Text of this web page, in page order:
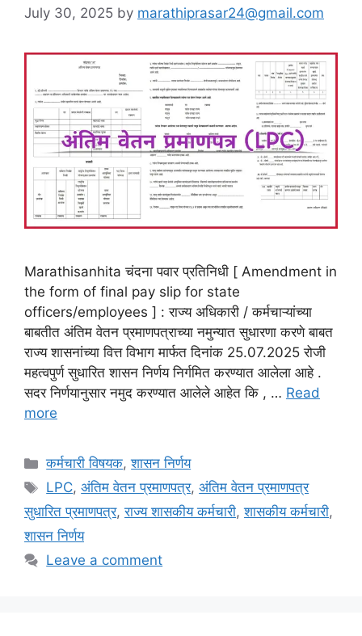
July 30, 2025 by marathiprasar24@gmail.com
Marathisanhita चंदना पवार प्रतिनिधी [ Amendment in
the form of final pay slip for state
officers/employees ] : राज्य अधिकारी / कर्मचाऱ्यांच्या
बाबतीत अंतिम वेतन प्रमाणपत्राच्या नमुन्यात सुधारणा करणे बाबत
राज्य शासनांच्या वित्त विभाग मार्फत दिनांक 25.07.2025 रोजी
महत्वपुर्ण सुधारित शासन निर्णय निर्गमित करण्यात आलेला आहे .
सदर निर्णयानुसार नमुद करण्यात आलेले आहेत कि , … Read
more
Categories
कर्मचारी विषयक,शासन निर्णय
Tags
LPC,अंतिम वेतन प्रमाणपत्र,अंतिम वेतन प्रमाणपत्र
सुधारित प्रमाणपत्र,राज्य शासकीय कर्मचारी,शासकीय कर्मचारी,
शासन निर्णय
Leave a comment